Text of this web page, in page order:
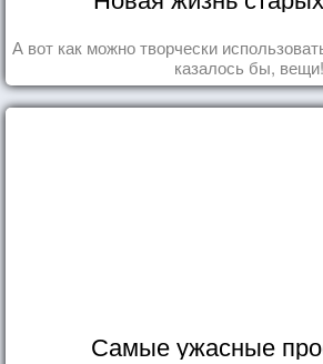
А вот как можно творчески
казалось бы, вещи!
Самые ужасные